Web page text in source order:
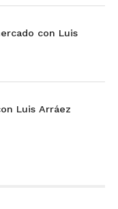
con Luis
Luis Arráez